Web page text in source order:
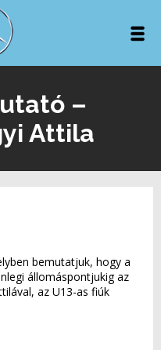
–
Attila
bemutatjuk, hogy a
állomáspontjukig az
az U13-as fiúk